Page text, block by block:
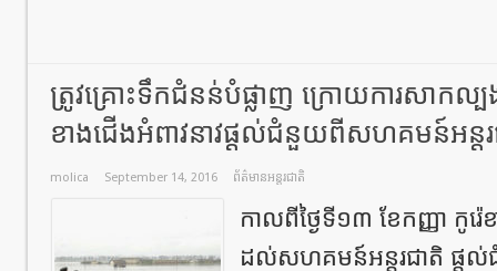
ត្រូវគ្រោះទឹកជំនន់បំផ្លាញ ក្រោយការសាកល្ប
ខាងជើងអំពាវនាវផ្តល់ជំនួយពីសហគមន៍អន្ត
molica September 14, 2016 ព័ត៌មានអន្តរជាតិ
កាលពីថ្ងៃទី១៣ ខែកញ្ញា កូរ៉េ
ដល់សហគមន៍អន្តរជាតិ ផ្តល់